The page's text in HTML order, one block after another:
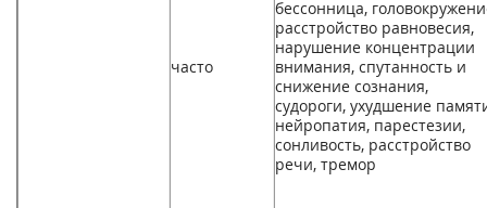
часто
бессонница,
расстройство равновесия,
нарушение концентрации
внимания, спутанность и
снижение сознания,
судороги, ухудшение
нейропатия, парестезии,
сонливость, расстройство
речи, тремор